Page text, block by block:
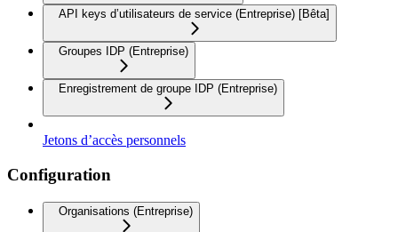
API keys d’utilisateurs de service (Entreprise) [Bêta]
Groupes IDP (Entreprise)
Enregistrement de groupe IDP (Entreprise)
Jetons d’accès personnels
Configuration
Organisations (Entreprise)